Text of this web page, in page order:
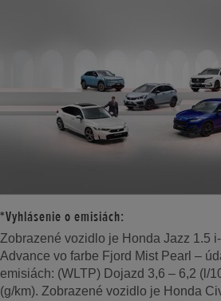
*Vyhlásenie o emisiách:
Zobrazené vozidlo je Honda Jazz 1.5
Advance vo farbe Fjord Mist Pearl –
emisiách: (WLTP) Dojazd 3,6 – 6,2 (l/
(g/km). Zobrazené vozidlo je Honda